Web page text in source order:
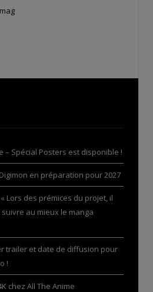
– Spécial Posters est disponible !
en préparation pour 2027
Lors des prémices du projet, il
au mieux le manga
trailer et date de diffusion pour
!
chez All The Anime